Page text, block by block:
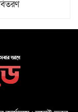
উপলক্ষে প্রস্তুতি